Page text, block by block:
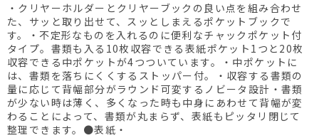
・クリヤーホルダーとクリヤーブックの良い点を組み合わせ
た、サッと取り出せて、スッとしまえるポケットブックで
す。・不定形なものを入れるのに便利なチャックポケット付
タイプ。書類も入る10枚収容できる表紙ポケット1つと20枚
収容できる中ポケットが4つついています。・中ポケットに
は、書類を落ちにくくするストッパー付。・収容する書類の
量に応じて背幅部分がラウンド可変するノビータ設計・書類
が少ない時は薄く、多くなった時も中身にあわせて背幅が変
わることによって、書類が丸まらず、表紙もピッタリ閉じて
整理できます。●表紙・